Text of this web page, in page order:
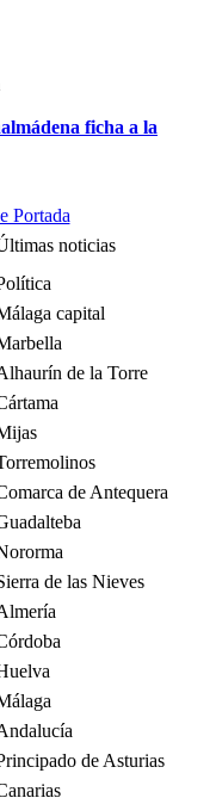
ficha a la
Portada
noticias
capital
de la Torre
de Antequera
de las Nieves
de Asturias